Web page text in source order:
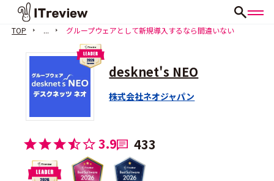
TOP ... グループウェアとして新規導入するなら間違いない
desknet's NEO
株式会社ネオジャパン
3.9 433